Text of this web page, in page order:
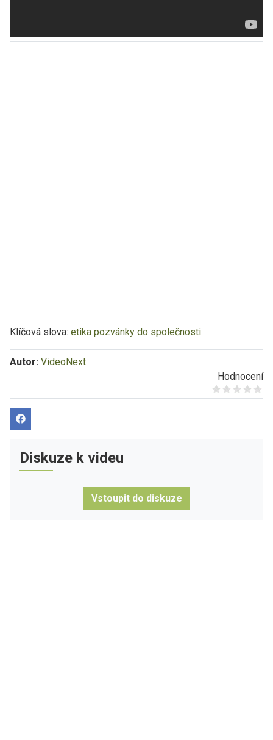
Klíčová slova: etika pozvánky do společnosti
Autor: VideoNext
Hodnocení
Give it 1/5
Give it 2/5
Give it 3/5
Give it 4/5
Give it 5/5
Diskuze k videu
Vstoupit do diskuze